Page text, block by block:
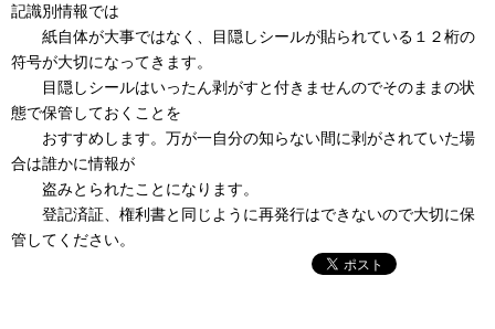
記識別情報では
紙自体が大事ではなく、目隠しシールが貼られている１２桁の
符号が大切になってきます。
目隠しシールはいったん剥がすと付きませんのでそのままの状
態で保管しておくことを
おすすめします。万が一自分の知らない間に剥がされていた場
合は誰かに情報が
盗みとられたことになります。
登記済証、権利書と同じように再発行はできないので大切に保
管してください。